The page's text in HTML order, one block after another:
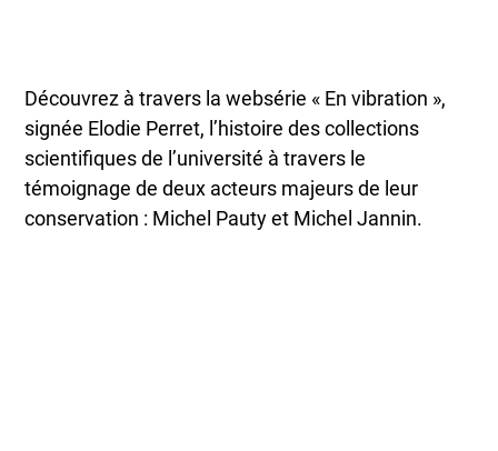
Découvrez à travers la websérie « En vibration »,
signée Elodie Perret, l’histoire des collections
scientifiques de l’université à travers le
témoignage de deux acteurs majeurs de leur
conservation : Michel Pauty et Michel Jannin.